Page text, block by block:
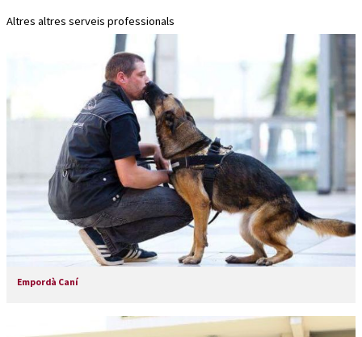
Altres altres serveis professionals
Empordà Caní